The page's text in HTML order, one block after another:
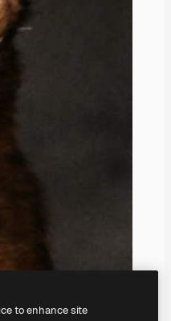
to enhance site